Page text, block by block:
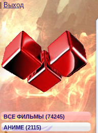
Выход
ВСЕ ФИЛЬМЫ (74245)
АНИМЕ (2115)